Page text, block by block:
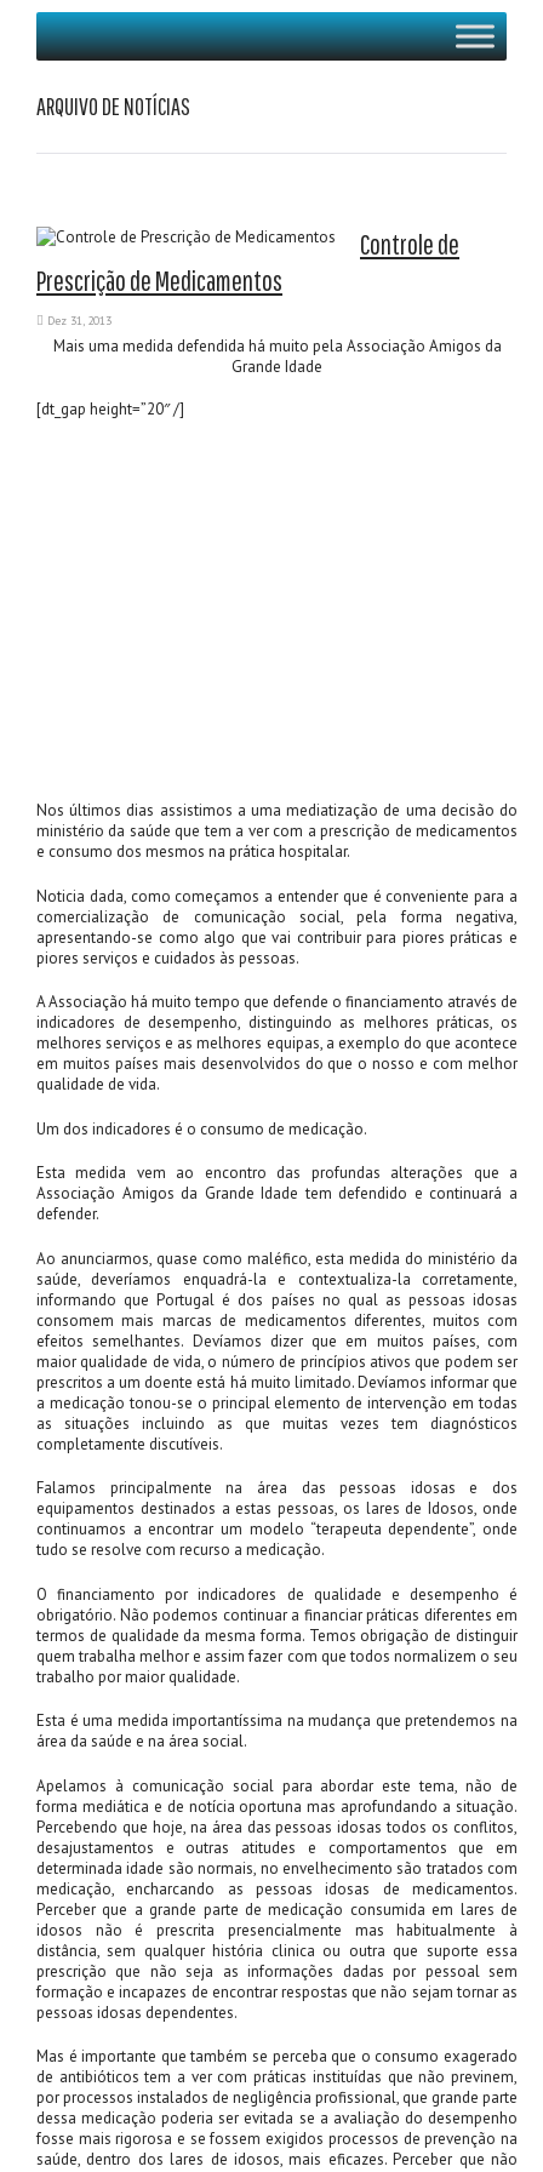
ARQUIVO DE NOTÍCIAS
Controle de
Prescrição de Medicamentos
Dez 31, 2013
Mais uma medida defendida há muito pela Associação Amigos da
Grande Idade
[dt_gap height=”20″ /]
Nos últimos dias assistimos a uma mediatização de uma decisão do
ministério da saúde que tem a ver com a prescrição de medicamentos
e consumo dos mesmos na prática hospitalar.
Noticia dada, como começamos a entender que é conveniente para a
comercialização de comunicação social, pela forma negativa,
apresentando-se como algo que vai contribuir para piores práticas e
piores serviços e cuidados às pessoas.
A Associação há muito tempo que defende o financiamento através de
indicadores de desempenho, distinguindo as melhores práticas, os
melhores serviços e as melhores equipas, a exemplo do que acontece
em muitos países mais desenvolvidos do que o nosso e com melhor
qualidade de vida.
Um dos indicadores é o consumo de medicação.
Esta medida vem ao encontro das profundas alterações que a
Associação Amigos da Grande Idade tem defendido e continuará a
defender.
Ao anunciarmos, quase como maléfico, esta medida do ministério da
saúde, deveríamos enquadrá-la e contextualiza-la corretamente,
informando que Portugal é dos países no qual as pessoas idosas
consomem mais marcas de medicamentos diferentes, muitos com
efeitos semelhantes. Devíamos dizer que em muitos países, com
maior qualidade de vida, o número de princípios ativos que podem ser
prescritos a um doente está há muito limitado. Devíamos informar que
a medicação tonou-se o principal elemento de intervenção em todas
as situações incluindo as que muitas vezes tem diagnósticos
completamente discutíveis.
Falamos principalmente na área das pessoas idosas e dos
equipamentos destinados a estas pessoas, os lares de Idosos, onde
continuamos a encontrar um modelo “terapeuta dependente”, onde
tudo se resolve com recurso a medicação.
O financiamento por indicadores de qualidade e desempenho é
obrigatório. Não podemos continuar a financiar práticas diferentes em
termos de qualidade da mesma forma. Temos obrigação de distinguir
quem trabalha melhor e assim fazer com que todos normalizem o seu
trabalho por maior qualidade.
Esta é uma medida importantíssima na mudança que pretendemos na
área da saúde e na área social.
Apelamos à comunicação social para abordar este tema, não de
forma mediática e de notícia oportuna mas aprofundando a situação.
Percebendo que hoje, na área das pessoas idosas todos os conflitos,
desajustamentos e outras atitudes e comportamentos que em
determinada idade são normais, no envelhecimento são tratados com
medicação, encharcando as pessoas idosas de medicamentos.
Perceber que a grande parte de medicação consumida em lares de
idosos não é prescrita presencialmente mas habitualmente à
distância, sem qualquer história clinica ou outra que suporte essa
prescrição que não seja as informações dadas por pessoal sem
formação e incapazes de encontrar respostas que não sejam tornar as
pessoas idosas dependentes.
Mas é importante que também se perceba que o consumo exagerado
de antibióticos tem a ver com práticas instituídas que não previnem,
por processos instalados de negligência profissional, que grande parte
dessa medicação poderia ser evitada se a avaliação do desempenho
fosse mais rigorosa e se fossem exigidos processos de prevenção na
saúde, dentro dos lares de idosos, mais eficazes. Perceber que não